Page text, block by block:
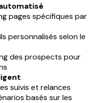
pages spécifiques par
personnalisés selon le
des prospects pour
suivis et relances
basés sur les